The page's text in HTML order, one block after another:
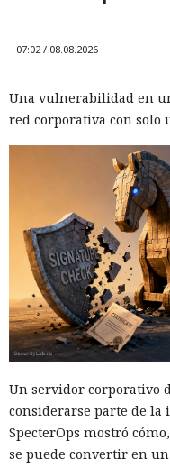
07:02 / 08.08.2026
Una vulnerabilidad en
red corporativa con solo
Un servidor corporativo
considerarse parte de
SpecterOps mostró
se puede convertir en